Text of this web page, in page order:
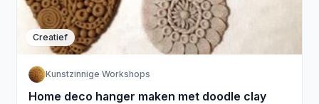
Creatief
Kunstzinnige Workshops
Home deco hanger maken met doodle clay